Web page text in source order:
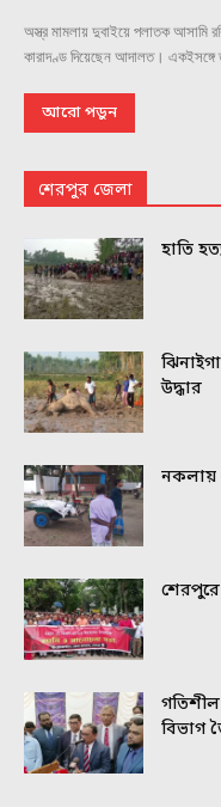
অস্ত্র মামলায় দুবাইয়ে পলাতক আসামি
কারাদণ্ড দিয়েছেন আদালত। একইসঙ্গে
আরো পড়ুন
শেরপুর জেলা
হাতি
উদ্ধার
নকলায়
গতিশীল
বিভাগ